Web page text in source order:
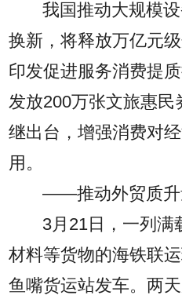
我国推动大规模
换新，将释放万亿元
印发促进服务消费提
发放200万张文旅惠
继出台，增强消费对
用。
——推动外贸质升
3月21日，一列满
材料等货物的海铁联
鱼嘴货运站发车。两